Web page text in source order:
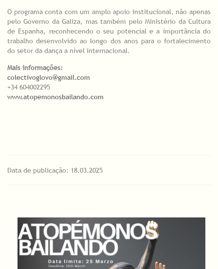
O programa conta com um amplo apoio institucional, não apenas
pelo Governo da Galiza, mas também pelo Ministério da Cultura
de Espanha, reconhecendo o seu potencial e a importância do
trabalho desenvolvido ao longo dos anos para o fortalecimento
do setor da dança a nível internacional.
Mais informações:
colectivoglovo@gmail.com
+34 604002295
www.atopemonosbailando.com
Data de publicação: 18.03.2025